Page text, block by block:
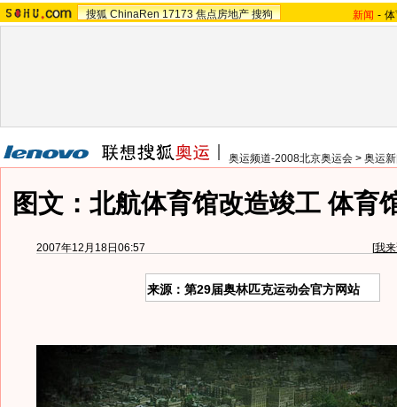
搜狐 ChinaRen 17173 焦点房地产 搜狗 新闻 -
奥运频道-2008北京奥运会 > 奥运
图文：北航体育馆改造竣工 体育
2007年12月18日06:57 [我
来源：第29届奥林匹克运动会官方网站